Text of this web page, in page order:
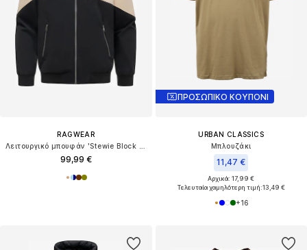
RAGWEAR
99,99 €
ΠΡΟΣΩΠΙΚΟ ΚΟΥΠΟΝΙ
URBAN CLASSICS
Μπλουζάκι
11,47 €
Αρχικά: 17,99 €
Τελευταία χαμηλότερη τιμή:13,49 €
+16